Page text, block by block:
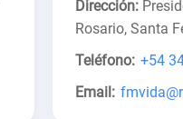
Dirección:
Rosario, Santa
Teléfono: +54
Email: